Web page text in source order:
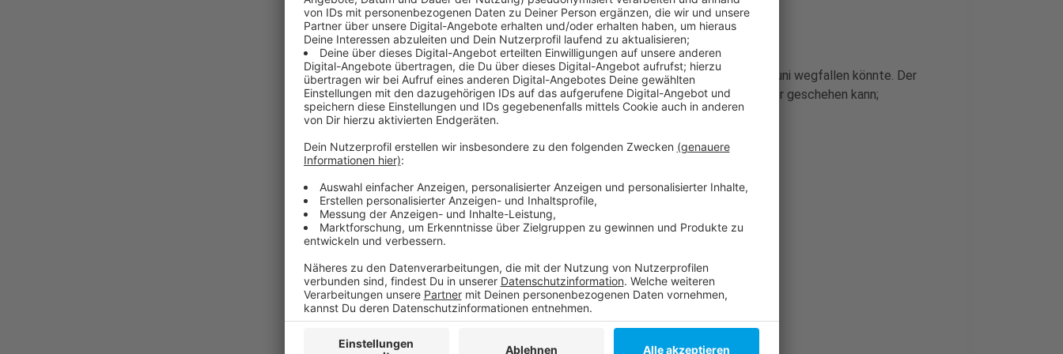
Anzeige
Kanzlerin Merkel geht davon aus, dass die Impf-Priorisierung im Juni wegfallen könnte. Der
Hausärzteverband Nordrhein erwartet, dass dies sogar noch früher geschehen kann;
vorausgesetzt, dass der Impfstoff wie zugesagt geliefert wird.
Anzeige
Weitere Infos und Links zum Thema:
Anzeige
Hausärzte erwarten schnellere Gangart beim Impfen
Infos der Stadt zum Thema Corona